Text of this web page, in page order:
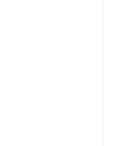
con Javier García-